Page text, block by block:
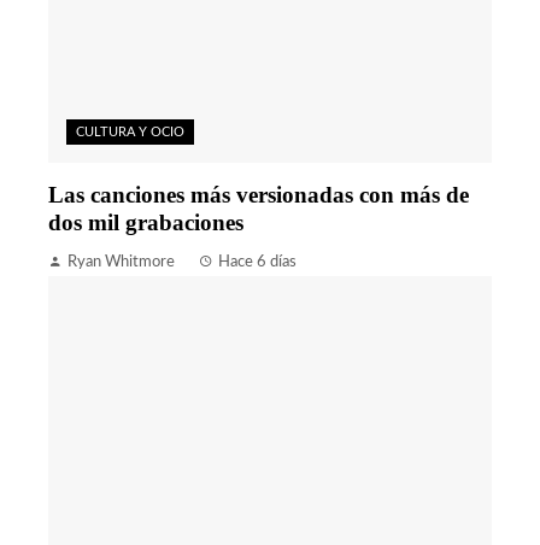
CULTURA Y OCIO
Las canciones más versionadas con más de
dos mil grabaciones
Ryan Whitmore Hace 6 días